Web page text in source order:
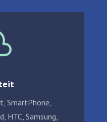
SmartPhone,
HTC, Samsung,